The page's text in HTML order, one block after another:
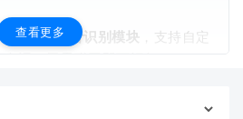
款离线语音识别模块 ，支持自定
（C 语言实现，适配主流单片机平
查看更多